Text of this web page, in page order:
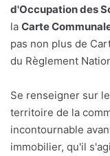
d'Occupation des
la Carte
pas non plus de
du Règlement
Se renseigner sur
territoire de la
incontournable
immobilier, qu'il